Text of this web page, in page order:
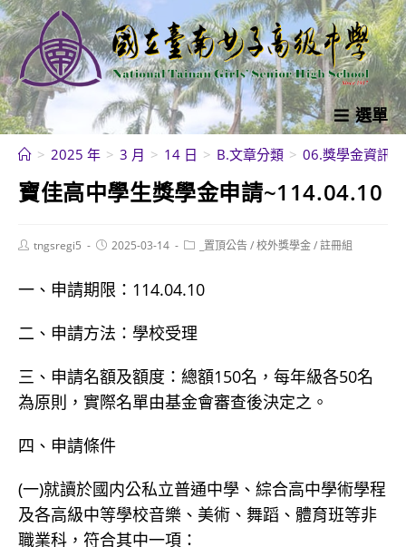
跳
轉
至
主
要
內
選單
> 2025 年 > 3 月 > 14 日 > B.文章分類 > 06.獎學金資訊
寶佳高中學生獎學金申請~114.04.10
Posttngsregi5
Post2025-03-14
Post _置頂公告/校外獎學金/註冊組
一、申請期限：114.04.10
二、申請方法：學校受理
三、申請名額及額度：總額150名，每年級各50名
為原則，實際名單由基金會審查後決定之。
四、申請條件
(一)就讀於國内公私立普通中學、綜合高中學術學程
及各高級中等學校音樂、美術、舞蹈、體育班等非
職業科，符合其中一項：